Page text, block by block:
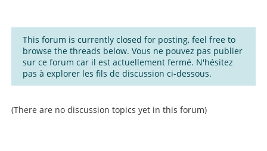
This forum is currently closed for posting, feel free to
browse the threads below. Vous ne pouvez pas publier
sur ce forum car il est actuellement fermé. N'hésitez
pas à explorer les fils de discussion ci-dessous.
(There are no discussion topics yet in this forum)